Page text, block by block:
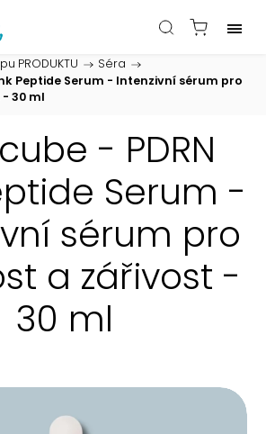
PRODUKTU / Séra /
Peptide Serum - Intenzivní sérum pro
30 ml
- PDRN
Serum -
sérum pro
a zářivost -
30 ml